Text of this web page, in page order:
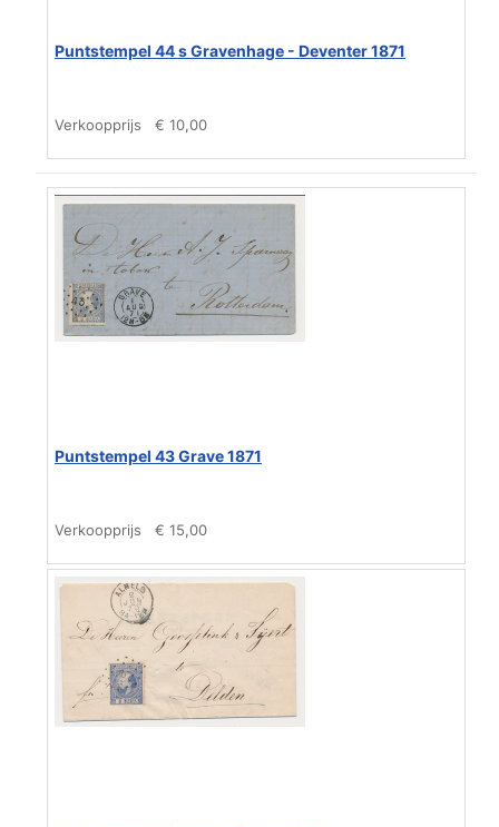
Puntstempel 44 s Gravenhage - Deventer 1871
Verkoopprijs € 10,00
Puntstempel 43 Grave 1871
Verkoopprijs € 15,00